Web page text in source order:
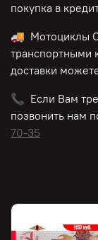
покупка в
🚚 Мотоциклы
транспортными
доставки
📞 Если Вам
позвонить нам
70-35